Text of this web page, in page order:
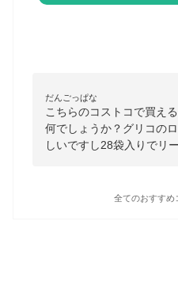
だんごっぱな
こちらのコストコで買え
何でしょうか？グリコの
しいですし28袋入りでリ
全てのおすすめ